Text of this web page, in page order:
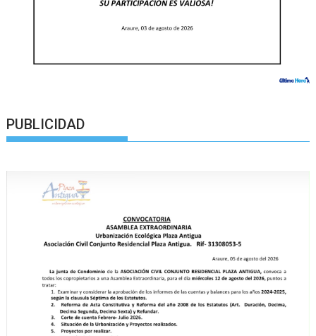
PUBLICIDAD